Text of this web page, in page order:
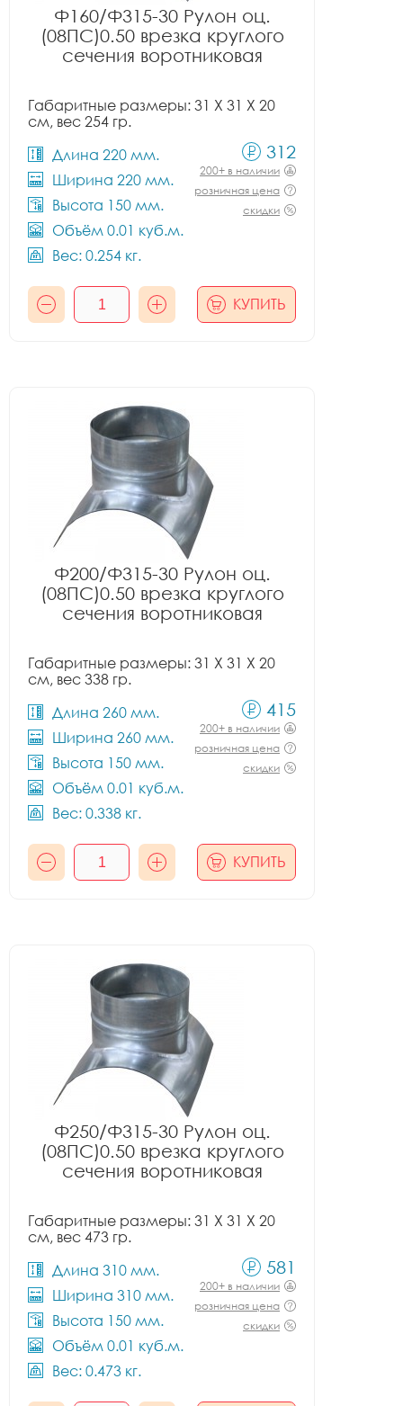
Ф160/Ф315-30 Рулон оц.
(08ПС)0.50 врезка круглого
сечения воротниковая
Габаритные размеры: 31 X 31 X 20
см, вес 254 гр.
Длина 220 мм.
Ширина 220 мм.
Высота 150 мм.
Объём 0.01 куб.м.
Вес: 0.254 кг.
312
200+ в наличии
розничная цена
скидки
КУПИТЬ
Ф200/Ф315-30 Рулон оц.
(08ПС)0.50 врезка круглого
сечения воротниковая
Габаритные размеры: 31 X 31 X 20
см, вес 338 гр.
Длина 260 мм.
Ширина 260 мм.
Высота 150 мм.
Объём 0.01 куб.м.
Вес: 0.338 кг.
415
200+ в наличии
розничная цена
скидки
КУПИТЬ
Ф250/Ф315-30 Рулон оц.
(08ПС)0.50 врезка круглого
сечения воротниковая
Габаритные размеры: 31 X 31 X 20
см, вес 473 гр.
Длина 310 мм.
Ширина 310 мм.
Высота 150 мм.
Объём 0.01 куб.м.
Вес: 0.473 кг.
581
200+ в наличии
розничная цена
скидки